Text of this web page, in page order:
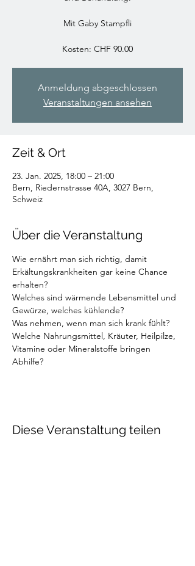
Mit Gaby Stampfli
Kosten: CHF 90.00
Anmeldung abgeschlossen
Veranstaltungen ansehen
Zeit & Ort
23. Jan. 2025, 18:00 – 21:00
Bern, Riedernstrasse 40A, 3027 Bern,
Schweiz
Über die Veranstaltung
Wie ernährt man sich richtig, damit
Erkältungskrankheiten gar keine Chance
erhalten?
Welches sind wärmende Lebensmittel und
Gewürze, welches kühlende?
Was nehmen, wenn man sich krank fühlt?
Welche Nahrungsmittel, Kräuter, Heilpilze,
Vitamine oder Mineralstoffe bringen
Abhilfe?
Diese Veranstaltung teilen